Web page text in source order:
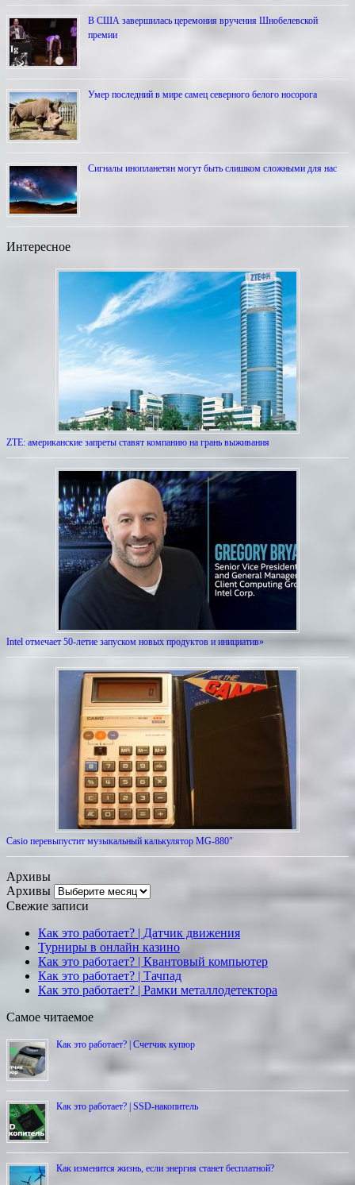
В США завершилась церемония вручения Шнобелевской
премии
Умер последний в мире самец северного белого носорога
Сигналы инопланетян могут быть слишком сложными для нас
Интересное
ZTE: американские запреты ставят компанию на грань выживания
Intel отмечает 50-летие запуском новых продуктов и инициатив»
Casio перевыпустит музыкальный калькулятор MG-880″
Архивы
Архивы
Свежие записи
Как это работает? | Датчик движения
Турниры в онлайн казино
Как это работает? | Квантовый компьютер
Как это работает? | Тачпад
Как это работает? | Рамки металлодетектора
Самое читаемое
Как это работает? | Счетчик купюр
Как это работает? | SSD-накопитель
Как изменится жизнь, если энергия станет бесплатной?